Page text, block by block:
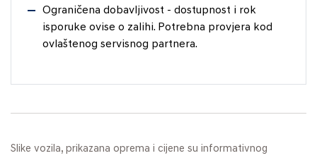
Ograničena dobavljivost - dostupnost i rok
isporuke ovise o zalihi. Potrebna provjera kod
ovlaštenog servisnog partnera.
Slike vozila, prikazana oprema i cijene su informativnog